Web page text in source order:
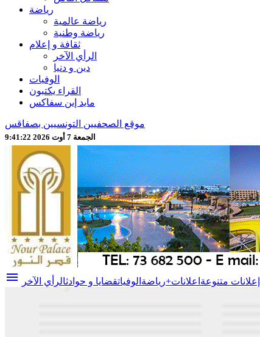
رياضة
رياضة عالمية
رياضة وطنية
ثقافة و إعلام
الرأي الآخر
دين و دنيا
الوفيات
القراء يكتبون
مايد إين سفاكس
موقع الصحفيين التونسيين بصفاقس
الجمعة 7 أوت 2026 9:41:24
menu إعلانات متنوعة اعلانات+رياضة الوفياتقضايا و حوادثالرأي الآخر